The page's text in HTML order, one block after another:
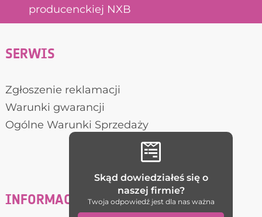

Skąd dowiedziałeś się o
naszej firmie?
Twoja odpowiedź jest dla nas ważna
producenckiej NXB
SERWIS
Zgłoszenie reklamacji
Warunki gwarancji
Ogólne Warunki Sprzedaży
INFORMACJE RODO